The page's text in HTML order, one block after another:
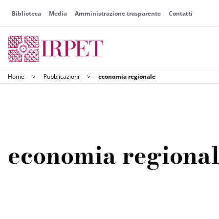
Biblioteca Media Amministrazione trasparente Contatti
Home > Pubblicazioni > economia regionale
economia